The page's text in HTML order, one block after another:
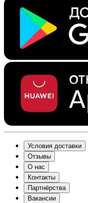
Условия доставки
Отзывы
О нас
Контакты
Партнёрства
Вакансии